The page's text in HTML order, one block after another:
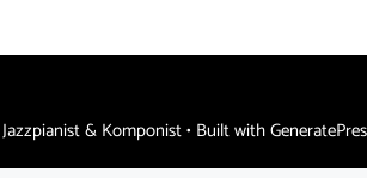
& Komponist• Built with